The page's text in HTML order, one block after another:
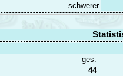
schwerer
ges.
44